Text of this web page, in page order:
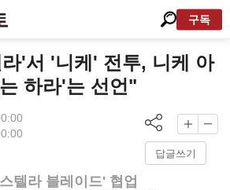
구독
'서 '니케' 전투, 니케 아
하라'는 선언"
답글쓰기
텔라 블레이드' 협업